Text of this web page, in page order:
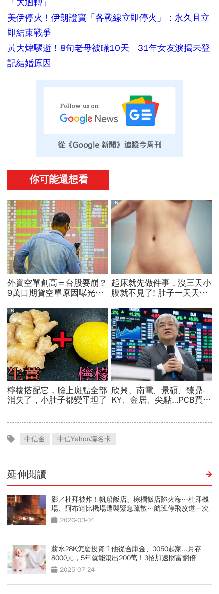
美伊停火！伊朗證實「各戰線立即停火」：永久且立
即結束戰爭
黃大煒驟逝！8旬老母被瞞10天 31年女友淚揭未登
記結婚原因
中信金 中信Yahoo聯名卡
延伸閱讀
影／杜拜被炸！帆船飯店、棕櫚飯店陷火海…杜拜機
場、阿布達比機場遭襲緊急疏散…航班停飛改道一次
看 2026-03-01
薪水28K怎麼投資？他從合庫金、0050起家...月存
8000元，5年就能滾出200萬！3招加速財富翻倍
2025-07-24